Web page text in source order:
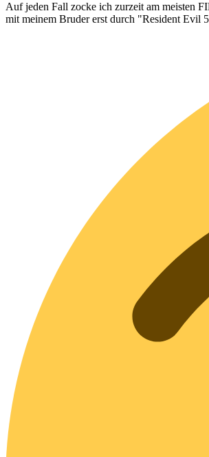
Auf jeden Fall zocke ich zurzeit am meisten
mit meinem Bruder erst durch "Resident Evil